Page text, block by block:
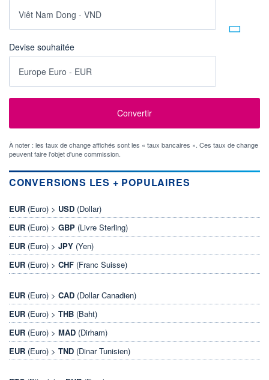
Devise souhaitée
À noter : les taux de change affichés sont les « taux bancaires ». Ces taux de change
peuvent faire l'objet d'une commission.
CONVERSIONS LES + POPULAIRES
EUR (Euro) > USD (Dollar)
EUR (Euro) > GBP (Livre Sterling)
EUR (Euro) > JPY (Yen)
EUR (Euro) > CHF (Franc Suisse)
EUR (Euro) > CAD (Dollar Canadien)
EUR (Euro) > THB (Baht)
EUR (Euro) > MAD (Dirham)
EUR (Euro) > TND (Dinar Tunisien)